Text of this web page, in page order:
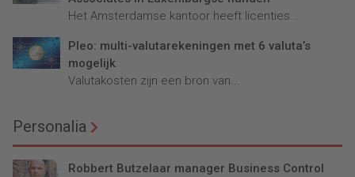
Het Amsterdamse kantoor heeft licenties...
Pleo: multi-valutarekeningen met 6 valuta’s
mogelijk
Valutakosten zijn een bron van...
Personalia
Robbert Butzelaar manager Business Control